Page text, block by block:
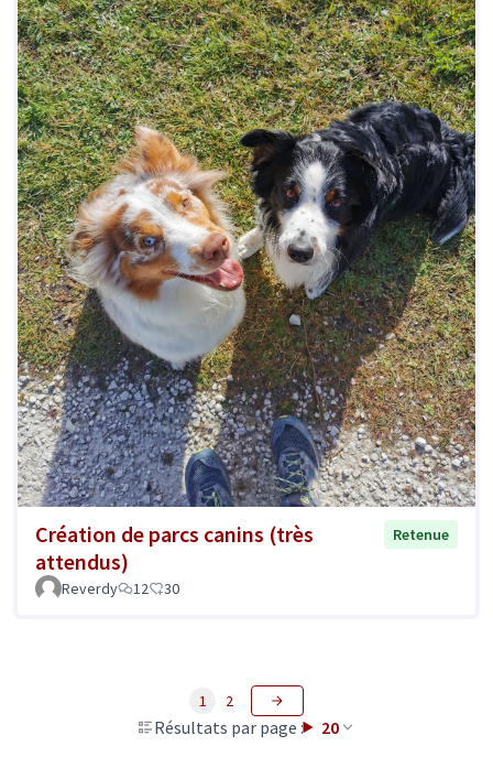
Création de parcs canins (très
attendus)
Retenue
Reverdy 12 30
Résultats par page : 20
1 2